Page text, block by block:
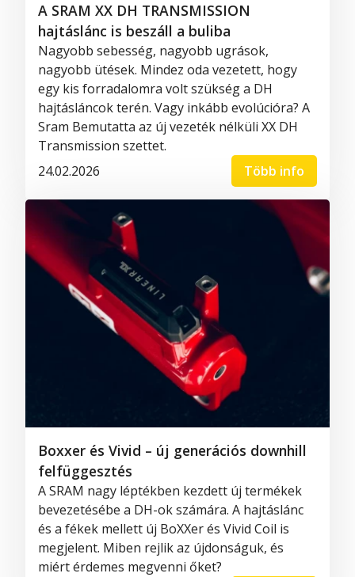
A SRAM XX DH TRANSMISSION
hajtáslánc is beszáll a buliba
Nagyobb sebesség, nagyobb ugrások,
nagyobb ütések. Mindez oda vezetett, hogy
egy kis forradalomra volt szükség a DH
hajtásláncok terén. Vagy inkább evolúcióra? A
Sram Bemutatta az új vezeték nélküli XX DH
Transmission szettet.
24.02.2026
Több info
Boxxer és Vivid – új generációs downhill
felfüggesztés
A SRAM nagy léptékben kezdett új termékek
bevezetésébe a DH-ok számára. A hajtáslánc
és a fékek mellett új BoXXer és Vivid Coil is
megjelent. Miben rejlik az újdonságuk, és
miért érdemes megvenni őket?